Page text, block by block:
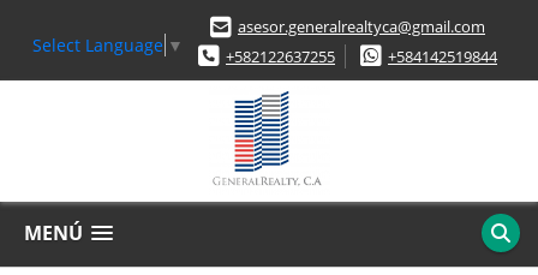
Select Language ▼
asesor.generalrealtyca@gmail.com
+582122637255
+584142519844
MENÚ